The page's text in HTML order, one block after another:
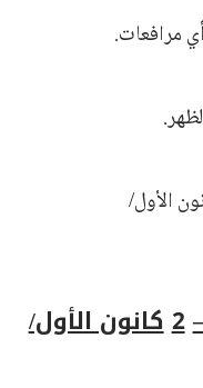
مرافعات.
القادم في 2 كانون الأول/
2كانون الأول/